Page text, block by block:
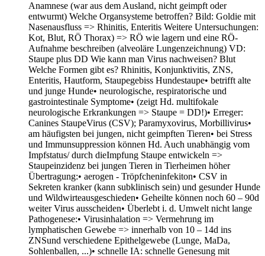
Anamnese (war aus dem Ausland, nicht geimpft oder
entwurmt) Welche Organsysteme betroffen? Bild: Goldie mit
Nasenausfluss => Rhinitis, Enteritis Weitere Untersuchungen:
Kot, Blut, RÖ Thorax) => RÖ wie lagern und eine RÖ-
Aufnahme beschreiben (alveoläre Lungenzeichnung) VD:
Staupe plus DD Wie kann man Virus nachweisen? Blut
Welche Formen gibt es? Rhinitis, Konjunktivitis, ZNS,
Enteritis, Hautform, Staupegebiss Hundestaupe• betrifft alte
und junge Hunde• neurologische, respiratorische und
gastrointestinale Symptome• (zeigt Hd. multifokale
neurologische Erkrankungen => Staupe = DD!)• Erreger:
Canines StaupeVirus (CSV); Paramyxovirus, Morbillivirus•
am häufigsten bei jungen, nicht geimpften Tieren• bei Stress
und Immunsuppression können Hd. Auch unabhängig vom
Impfstatus/ durch dieImpfung Staupe entwickeln =>
Staupeinzidenz bei jungen Tieren in Tierheimen höher
Übertragung:• aerogen - Tröpfcheninfekiton• CSV in
Sekreten kranker (kann subklinisch sein) und gesunder Hunde
und Wildwirteausgeschieden• Geheilte können noch 60 – 90d
weiter Virus ausscheiden• Überlebt i. d. Umwelt nicht lange
Pathogenese:• Virusinhalation => Vermehrung im
lymphatischen Gewebe => innerhalb von 10 – 14d ins
ZNSund verschiedene Epithelgewebe (Lunge, MaDa,
Sohlenballen, ...)• schnelle IA: schnelle Genesung mit